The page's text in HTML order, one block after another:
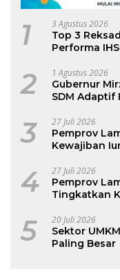
1 3 Agustus 2026
Top 3
Performa
2 1 Agustus 2026
Gubernur
SDM Adaptif
3 27 Juli 2026
Pemprov
Kewajiban
4 27 Juli 2026
Pemprov
Tingkatkan
5 20 Juli 2026
Sektor
Paling Besar